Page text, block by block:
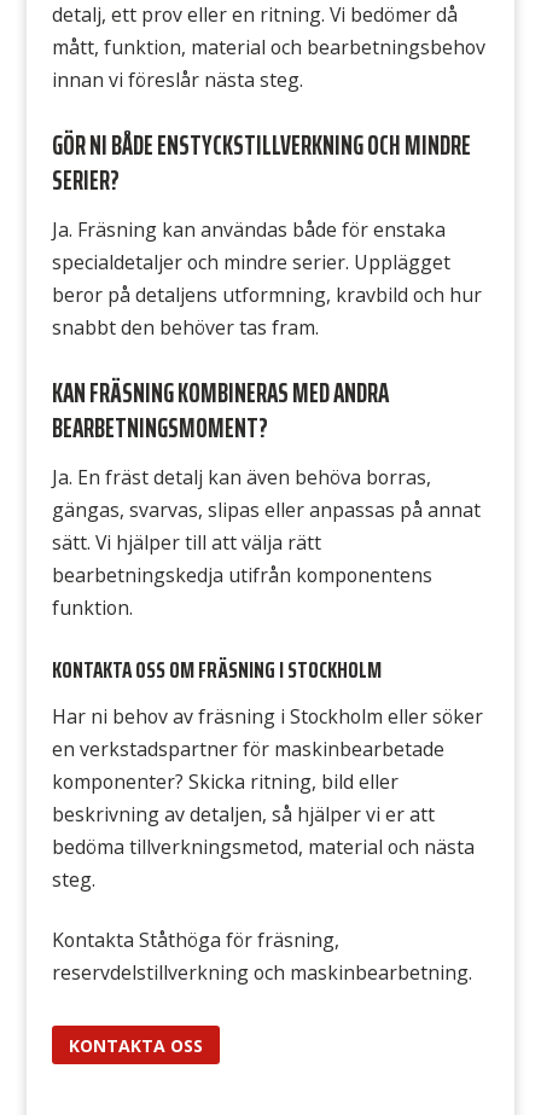
detalj, ett prov eller en ritning. Vi bedömer då
mått, funktion, material och bearbetningsbehov
innan vi föreslår nästa steg.
GÖR NI BÅDE ENSTYCKSTILLVERKNING OCH MINDRE
SERIER?
Ja. Fräsning kan användas både för enstaka
specialdetaljer och mindre serier. Upplägget
beror på detaljens utformning, kravbild och hur
snabbt den behöver tas fram.
KAN FRÄSNING KOMBINERAS MED ANDRA
BEARBETNINGSMOMENT?
Ja. En fräst detalj kan även behöva borras,
gängas, svarvas, slipas eller anpassas på annat
sätt. Vi hjälper till att välja rätt
bearbetningskedja utifrån komponentens
funktion.
KONTAKTA OSS OM FRÄSNING I STOCKHOLM
Har ni behov av fräsning i Stockholm eller söker
en verkstadspartner för maskinbearbetade
komponenter? Skicka ritning, bild eller
beskrivning av detaljen, så hjälper vi er att
bedöma tillverkningsmetod, material och nästa
steg.
Kontakta Ståthöga för fräsning,
reservdelstillverkning och maskinbearbetning.
KONTAKTA OSS